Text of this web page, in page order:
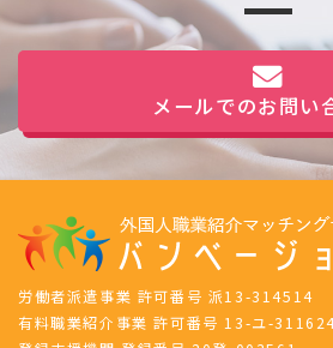
メールでのお問い
労働者派遣事業 許可番号 派13-314514
有料職業紹介事業 許可番号 13-ユ-